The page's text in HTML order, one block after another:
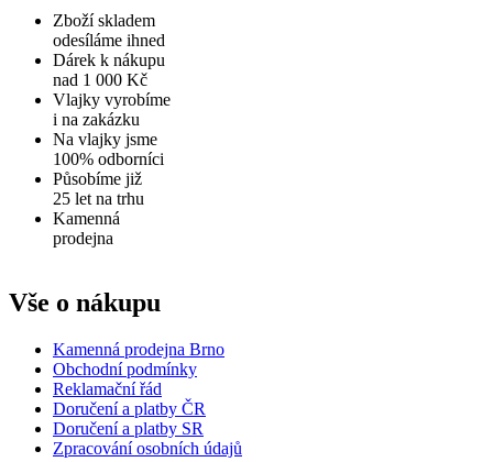
Zboží skladem
odesíláme ihned
Dárek k nákupu
nad 1 000 Kč
Vlajky vyrobíme
i na zakázku
Na vlajky jsme
100% odborníci
Působíme již
25 let na trhu
Kamenná
prodejna
Vše o nákupu
Kamenná prodejna Brno
Obchodní podmínky
Reklamační řád
Doručení a platby ČR
Doručení a platby SR
Zpracování osobních údajů